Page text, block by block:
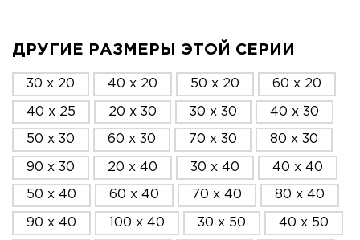
ДРУГИЕ РАЗМЕРЫ ЭТОЙ СЕРИИ
30 x 20 40 x 20 50 x 20 60 x 20
40 x 25 20 x 30 30 x 30 40 x 30
50 x 30 60 x 30 70 x 30 80 x 30
90 x 30 20 x 40 30 x 40 40 x 40
50 x 40 60 x 40 70 x 40 80 x 40
90 x 40 100 x 40 30 x 50 40 x 50